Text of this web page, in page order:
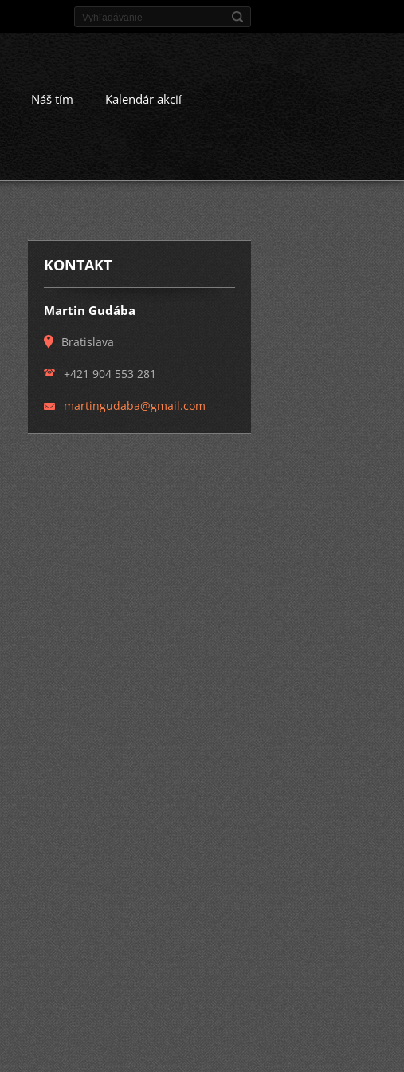
Náš tím Kalendár akcií
KONTAKT
Martin Gudába
Bratislava
+421 904 553 281
martingudaba@gmail.com